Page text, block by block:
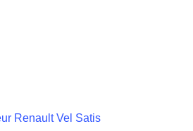
Renault Vel Satis